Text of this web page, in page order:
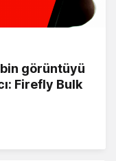
görüntüyü
Firefly Bulk